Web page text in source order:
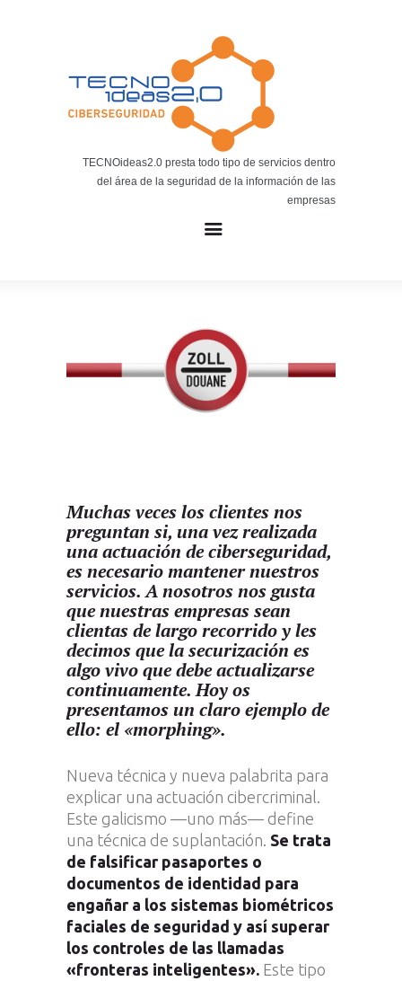
TECNOideas2.0 presta todo tipo de servicios dentro
del área de la seguridad de la información de las
empresas
BLOG TECNOIDEAS
Noticias tecnológicas.
Muchas veces los clientes nos
preguntan si, una vez realizada
una actuación de ciberseguridad,
es necesario mantener nuestros
servicios. A nosotros nos gusta
que nuestras empresas sean
clientas de largo recorrido y les
decimos que la securización es
algo vivo que debe actualizarse
continuamente. Hoy os
presentamos un claro ejemplo de
ello: el «morphing».
Nueva técnica y nueva palabrita para
explicar una actuación cibercriminal.
Este galicismo —uno más— define
una técnica de suplantación. Se trata
de falsificar pasaportes o
documentos de identidad para
engañar a los sistemas biométricos
faciales de seguridad y así superar
los controles de las llamadas
«fronteras inteligentes». Este tipo